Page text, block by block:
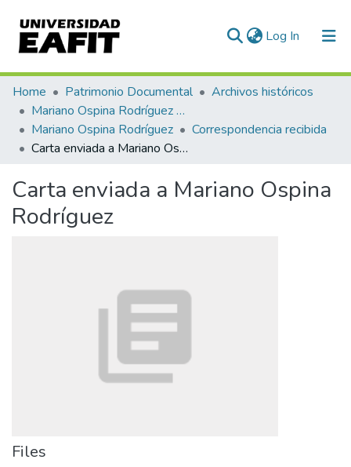
Log In (current)
Communities & Collections
All of DSpace
Statistics
Home Patrimonio Documental
Archivos históricos
Mariano Ospina Rodríguez (1826 -1912)
Mariano Ospina Rodríguez
Correspondencia recibida
Carta enviada a Mariano Ospina Rodríguez
Carta enviada a Mariano Ospina
Rodríguez
Files